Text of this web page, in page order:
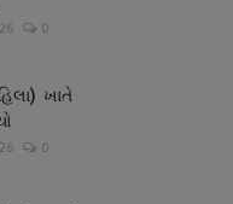
0
ખાતે
0